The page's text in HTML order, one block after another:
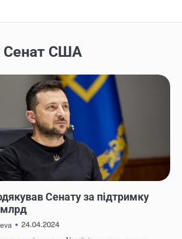
Сенат США
Сенату за підтримку
млрд
24.04.2024